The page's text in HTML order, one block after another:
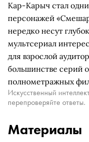
Кар-Карыч стал
персонажей
нередко несут
мультсериал
для взрослой
большинстве серий
полнометражных
Искусственный
перепроверяйте ответы.
Материалы